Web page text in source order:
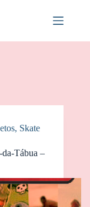
, Skate
da-Tábua –